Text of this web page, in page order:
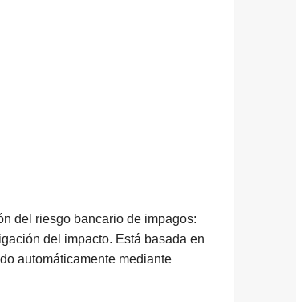
del riesgo bancario de impagos:
del impacto. Está basada en
automáticamente mediante